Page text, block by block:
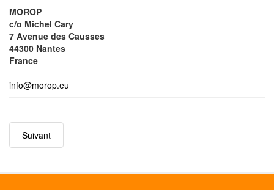
MOROP
c/o Michel Cary
7 Avenue des Causses
44300 Nantes
France
info@morop.eu
Suivant